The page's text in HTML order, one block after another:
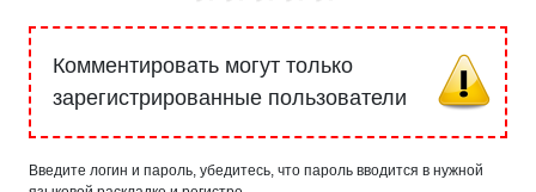
Комментировать могут только
зарегистрированные пользователи
Введите логин и пароль, убедитесь, что пароль вводится в нужной